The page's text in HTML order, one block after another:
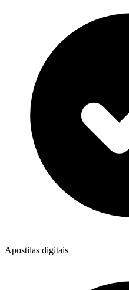
Apostilas digitais